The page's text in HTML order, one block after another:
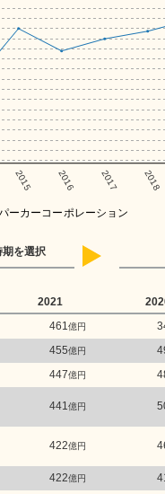
2015 2016 2017 2018
ーカーコーポレーション
期を選択
2021
461億円
455億円
447億円
441億円
422億円
422億円